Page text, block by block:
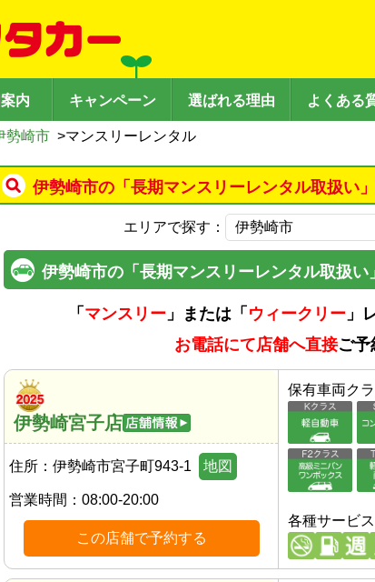
内 キャンペーン 選ばれる理由 よくある
勢崎市 >マンスリーレンタル
伊勢崎市の「長期マンスリーレンタル取扱い
エリアで探す：
伊勢崎市の「長期マンスリーレンタル取扱
「 マンスリー 」または「 ウィークリー 」
お電話にて店舗へ直接ご予
伊勢崎宮子店
住所： 伊勢崎市宮子町943-1 地図
営業時間： 08:00-20:00
この店舗で予約する
保有車両ク
各種サービス